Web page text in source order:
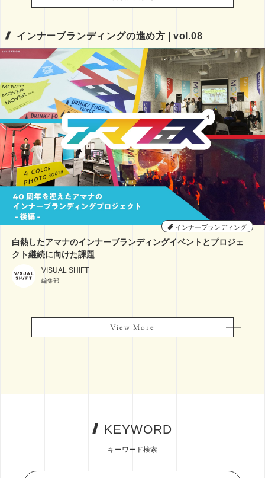
インナーブランディングの進め方 | vol.08
インナーブランディング
白熱したアマナのインナーブランディングイベントとプロジェ
クト継続に向けた課題
VISUAL SHIFT
編集部
View More
View More
KEYWORD
キーワード検索